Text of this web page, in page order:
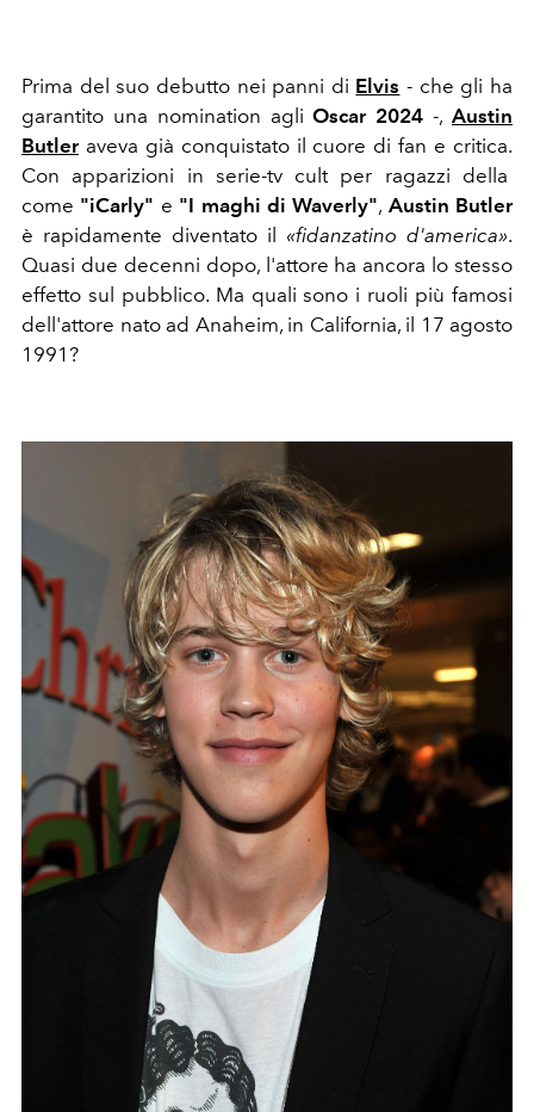
Prima del suo debutto nei panni di Elvis - che gli ha
garantito una nomination agliOscar 2024 -,Austin
Butler aveva già conquistato il cuore di fan e critica.
Con apparizioni in serie-tv cult per ragazzi della
come "iCarly" e "I maghi di Waverly", Austin Butler
è rapidamente diventato il «fidanzatino d'america».
Quasi due decenni dopo, l'attore ha ancora lo stesso
effetto sul pubblico. Ma quali sono i ruoli più famosi
dell'attore nato ad Anaheim, in California, il 17 agosto
1991?